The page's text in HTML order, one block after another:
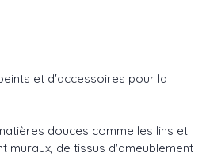
et d'accessoires pour la
douces comme les lins et
muraux, de tissus d'ameublement